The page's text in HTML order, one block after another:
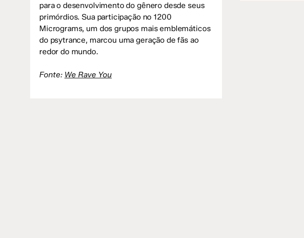
para o desenvolvimento do gênero desde seus
primórdios. Sua participação no 1200
Micrograms, um dos grupos mais emblemáticos
do psytrance, marcou uma geração de fãs ao
redor do mundo.
Fonte: We Rave You